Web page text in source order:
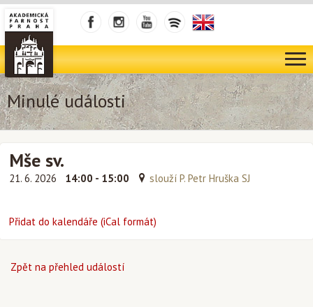
Minulé události
Mše sv.
21. 6. 2026 14:00 - 15:00 slouží P. Petr Hruška SJ
Přidat do kalendáře (iCal formát)
Zpět na přehled událostí